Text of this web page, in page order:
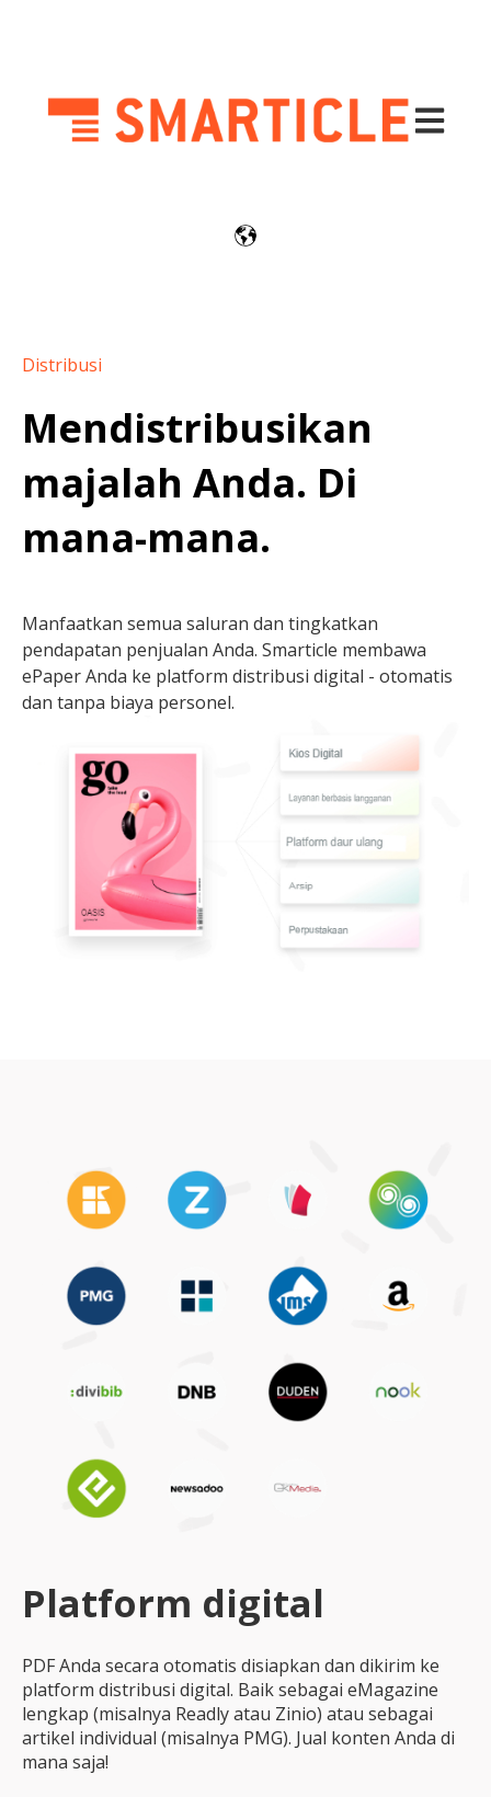
Buka
Distribusi
Mendistribusikan
majalah Anda. Di
mana-mana.
Manfaatkan semua saluran dan tingkatkan
pendapatan penjualan Anda. Smarticle membawa
ePaper Anda ke platform distribusi digital - otomatis
dan tanpa biaya personel.
Platform digital
PDF Anda secara otomatis disiapkan dan dikirim ke
platform distribusi digital. Baik sebagai eMagazine
lengkap (misalnya Readly atau Zinio) atau sebagai
artikel individual (misalnya PMG). Jual konten Anda di
mana saja!